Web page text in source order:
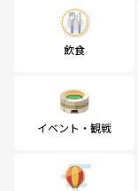
飲食
イベント・観戦